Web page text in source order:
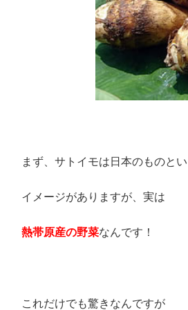
まず、サトイモは日本のものと
イメージがありますが、実は
熱帯原産の野菜なんです！
これだけでも驚きなんですが